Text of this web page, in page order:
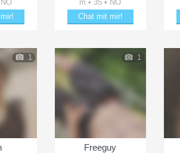
m • 35 • NÖ
Chat mit mir!
1 1
Freeguy